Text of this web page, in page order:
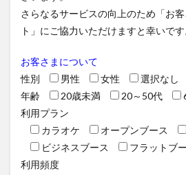
さらなるサービスの向上のため「お
ト」にご協力いただけますと幸いです
お客さまについて
性別
男性 女性
選択なし
年齢
20歳未満 20～50代
利用プラン
カラオケ
オープンブース
ビジネスブース
フラットブ
利用頻度